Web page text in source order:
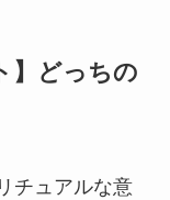
】どっちの
チュアルな意